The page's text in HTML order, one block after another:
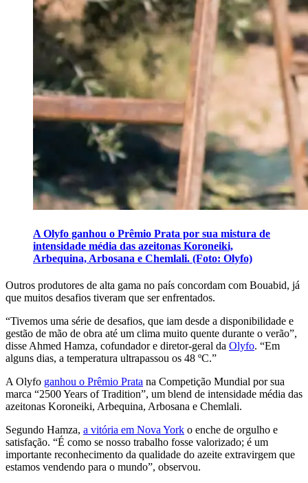
A Olyfo ganhou o Prêmio Prata por sua mistura de
intensidade média das azeitonas Koroneiki,
Arbequina, Arbosana e Chemlali. (Foto: Olyfo)
Outros produ­to­res de alta gama no país concorda­m com Bouabid, já
que muitos des­afios tiveram que ser en­frentados.
“Tivemos uma série de desafios, que iam desde a disponibilidade e
gestão de mão de obra até um clima muito quente durante o verão”,
disse Ahmed Hamza, cofundador e diretor-geral da Olyfo. “Em
alguns dias, a temperatura ultrapassou os 48 ºC.”
A Olyfo ganhou o Prêmio Prata na Competição Mundial por sua
marca “2500 Years of Tradition”, um blend de intensidade média das
azeitonas Koroneiki, Arbequina, Arbosana e Chemlali.
Segundo Hamza, a vitória em Nova York o enche de orgulho e
satisfação. “É como se nosso trabalho fosse valorizado; é um
importante reconhecimento da qualidade do azeite extravirgem que
estamos vendendo para o mundo”, observou.